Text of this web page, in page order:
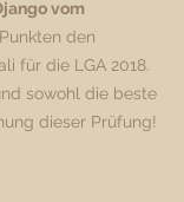
vom
den
für die LGA 2018.
sowohl die beste
dieser Prüfung!